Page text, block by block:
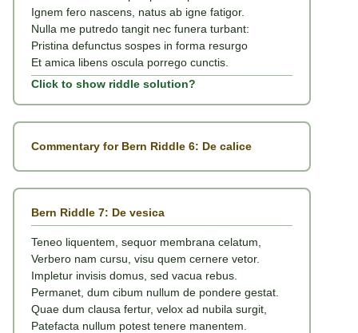
Ignem fero nascens, natus ab igne fatigor.
Nulla me putredo tangit nec funera turbant:
Pristina defunctus sospes in forma resurgo
Et amica libens oscula porrego cunctis.
Click to show riddle solution?
Commentary for Bern Riddle 6: De calice
Bern Riddle 7: De vesica
Teneo liquentem, sequor membrana celatum,
Verbero nam cursu, visu quem cernere vetor.
Impletur invisis domus, sed vacua rebus.
Permanet, dum cibum nullum de pondere gestat.
Quae dum clausa fertur, velox ad nubila surgit,
Patefacta nullum potest tenere manentem.